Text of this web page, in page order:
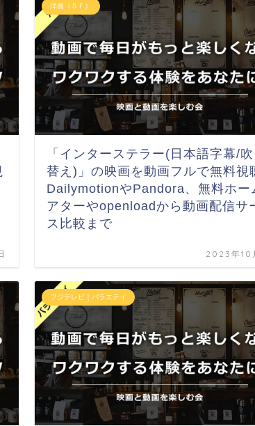
洋画（ＳＦ）
「インターステラー(日本語字幕/吹
替え)」の映画を動画フルで無料視
DailymotionやPandora、無料ホー
アターやopenloadから動画配信サ
ス比較まで
2023年10
フジテレビ｜バラエティ